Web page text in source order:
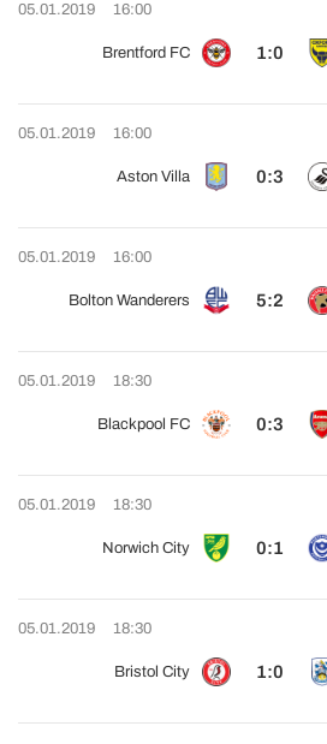
05.01.2019 16:00
Brentford FC 1:0
05.01.2019 16:00
Aston Villa 0:3
05.01.2019 16:00
Bolton Wanderers 5:2
05.01.2019 18:30
Blackpool FC 0:3
05.01.2019 18:30
Norwich City 0:1
05.01.2019 18:30
Bristol City 1:0